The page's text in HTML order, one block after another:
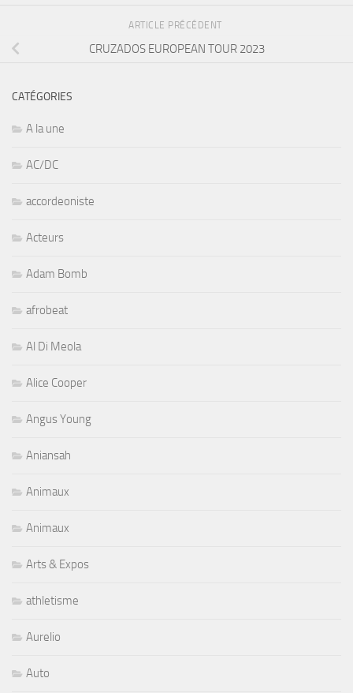
ARTICLE PRÉCÉDENT
CRUZADOS EUROPEAN TOUR 2023
CATÉGORIES
A la une
AC/DC
accordeoniste
Acteurs
Adam Bomb
afrobeat
Al Di Meola
Alice Cooper
Angus Young
Aniansah
Animaux
Animaux
Arts & Expos
athletisme
Aurelio
Auto